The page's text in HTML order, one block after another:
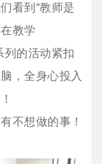
看到“教师是
教学
列的活动紧扣
，全身心投入
不想做的事！